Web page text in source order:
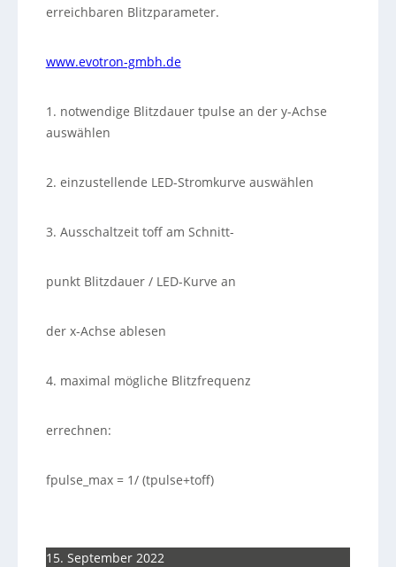
erreichbaren Blitzparameter.
www.evotron-gmbh.de
1. notwendige Blitzdauer tpulse an der y-Achse
auswählen
2. einzustellende LED-Stromkurve auswählen
3. Ausschaltzeit toff am Schnitt-
punkt Blitzdauer / LED-Kurve an
der x-Achse ablesen
4. maximal mögliche Blitzfrequenz
errechnen:
fpulse_max = 1/ (tpulse+toff)
15. September 2022